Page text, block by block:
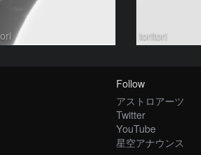
toritori
Follow
アストロアーツ
Twitter
YouTube
星空アナウンス